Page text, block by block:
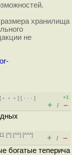
хранилища
не
﹢﹢﹢] [ · · ·]
+1
+ / –
[^] [^^] [^^^]
+ / –
богатые теперича